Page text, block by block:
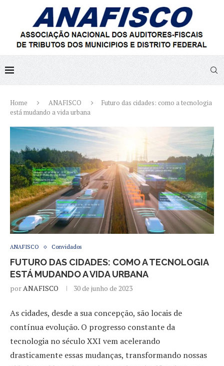
Home ANAFISCO
Futuro das cidades: como a tecnologia
está mudando a vida urbana
ANAFISCO Convidados
FUTURO DAS CIDADES: COMO A TECNOLOGIA
ESTÁ MUDANDO A VIDA URBANA
porANAFISCO 30 de junho de 2023
As cidades, desde a sua concepção, são locais de
contínua evolução. O progresso constante da
tecnologia no século XXI vem acelerando
drasticamente essas mudanças, transformando nossas